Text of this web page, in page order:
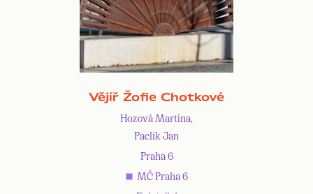
Vějíř Žofie Chotkové
Hozová Martina,
Paclík Jan
Praha 6
MČ Praha 6